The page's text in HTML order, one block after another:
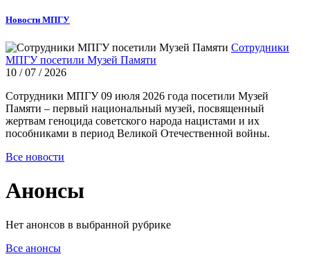
Новости МПГУ
Сотрудники
МПГУ посетили Музей Памяти
10 / 07 / 2026
Сотрудники МПГУ 09 июля 2026 года посетили Музей
Памяти – первый национальный музей, посвященный
жертвам геноцида советского народа нацистами и их
пособниками в период Великой Отечественной войны.
Все новости
Анонсы
Нет анонсов в выбранной рубрике
Все анонсы